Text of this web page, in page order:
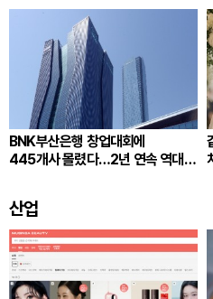
BNK부산은행 창업대회에
445개사 몰렸다…2년 연속 역대
산업